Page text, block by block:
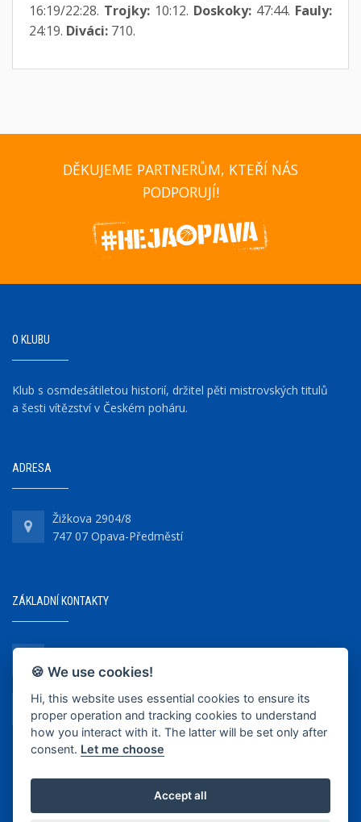
16:19/22:28. Trojky: 10:12. Doskoky: 47:44. Fauly:
24:19. Diváci:710.
DĚKUJEME PARTNERŮM, KTEŘÍ NÁS
PODPORUJÍ!
O KLUBU
Klub s osmdesátiletou historií, držitel pěti mistrovských titulů
a šesti vítězství v Českém poháru.
ADRESA
Žižkova 2904/8
747 07 Opava-Předměstí
ZÁKLADNÍ KONTAKTY
+420 737 218 679
info@bkopava.cz
www.bkopava.cz
🍪 We use cookies!
Hi, this website uses essential cookies to ensure its
proper operation and tracking cookies to understand
how you interact with it. The latter will be set only after
consent. Let me choose
Accept all